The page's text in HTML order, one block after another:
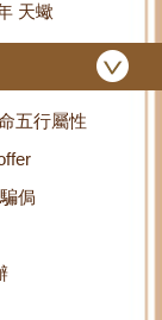
天蠍
五行屬性
侷